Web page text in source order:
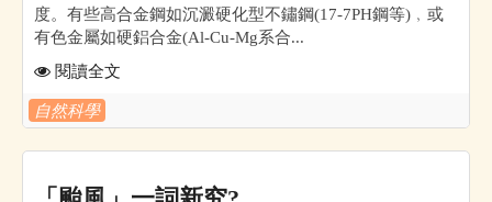
度。有些高合金鋼如沉澱硬化型不鏽鋼(17-7PH鋼等)﹐或
有色金屬如硬鋁合金(Al-Cu-Mg系合...
閱讀全文
自然科學